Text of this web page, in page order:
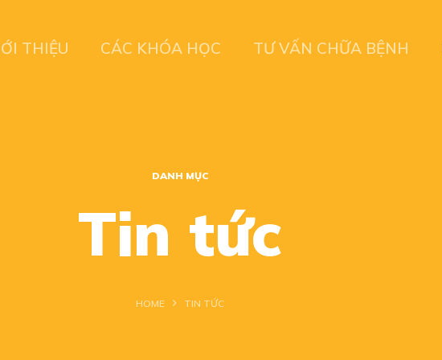
THIỆU CÁC KHÓA HỌC TƯ VẤN CHỮA BỆNH
DANH MỤC
Tin tức
HOME TIN TỨC